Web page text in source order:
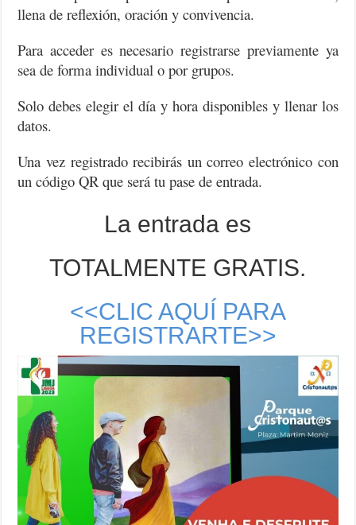
llena de reflexión, oración y convivencia.
Para acceder es necesario registrarse previamente ya
sea de forma individual o por grupos.
Solo debes elegir el día y hora disponibles y llenar los
datos.
Una vez registrado recibirás un correo electrónico con
un código QR que será tu pase de entrada.
La entrada es
TOTALMENTE GRATIS.
<<CLIC AQUÍ PARA
REGISTRARTE>>